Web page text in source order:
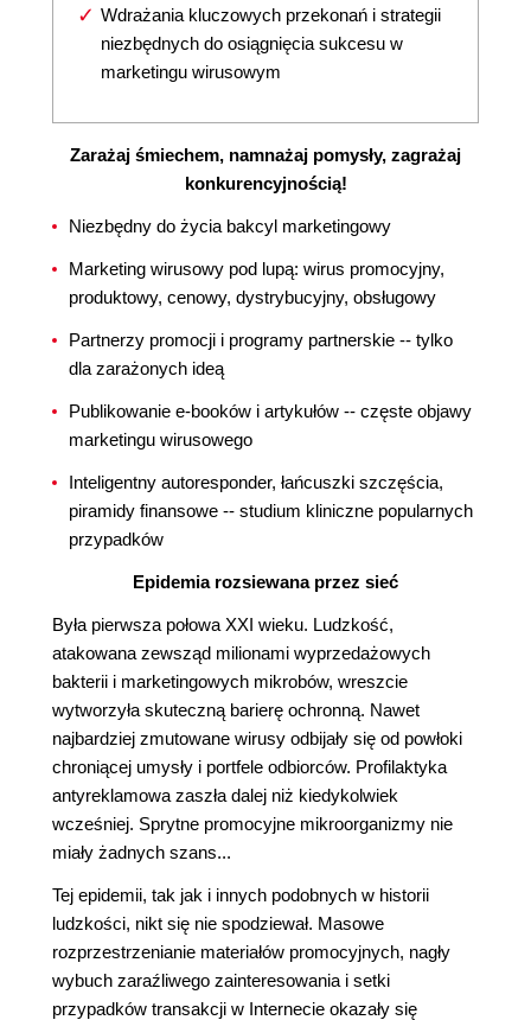
Wdrażania kluczowych przekonań i strategii
niezbędnych do osiągnięcia sukcesu w
marketingu wirusowym
Zarażaj śmiechem, namnażaj pomysły, zagrażaj
konkurencyjnością!
Niezbędny do życia bakcyl marketingowy
Marketing wirusowy pod lupą: wirus promocyjny,
produktowy, cenowy, dystrybucyjny, obsługowy
Partnerzy promocji i programy partnerskie -- tylko
dla zarażonych ideą
Publikowanie e-booków i artykułów -- częste objawy
marketingu wirusowego
Inteligentny autoresponder, łańcuszki szczęścia,
piramidy finansowe -- studium kliniczne popularnych
przypadków
Epidemia rozsiewana przez sieć
Była pierwsza połowa XXI wieku. Ludzkość,
atakowana zewsząd milionami wyprzedażowych
bakterii i marketingowych mikrobów, wreszcie
wytworzyła skuteczną barierę ochronną. Nawet
najbardziej zmutowane wirusy odbijały się od powłoki
chroniącej umysły i portfele odbiorców. Profilaktyka
antyreklamowa zaszła dalej niż kiedykolwiek
wcześniej. Sprytne promocyjne mikroorganizmy nie
miały żadnych szans...
Tej epidemii, tak jak i innych podobnych w historii
ludzkości, nikt się nie spodziewał. Masowe
rozprzestrzenianie materiałów promocyjnych, nagły
wybuch zaraźliwego zainteresowania i setki
przypadków transakcji w Internecie okazały się